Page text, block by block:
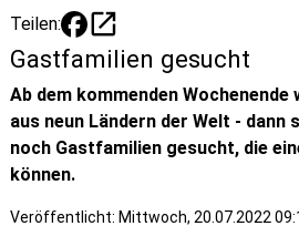
Teilen: open_in_new
Gastfamilien gesucht
Ab dem kommenden
aus neun Ländern der Welt -
noch Gastfamilien gesucht, die
können.
Veröffentlicht: Mittwoch, 20.07.2022